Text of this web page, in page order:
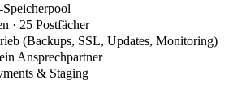
· 25 Postfächer
(Backups, SSL, Updates, Monitoring)
Ansprechpartner
& Staging